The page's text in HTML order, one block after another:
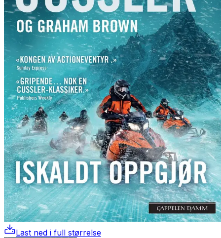
Last ned i full størrelse